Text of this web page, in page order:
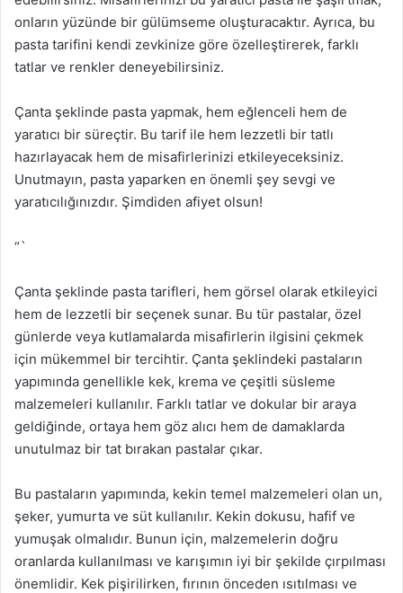
onların yüzünde bir gülümseme oluşturacaktır. Ayrıca, bu
pasta tarifini kendi zevkinize göre özelleştirerek, farklı
tatlar ve renkler deneyebilirsiniz.
Çanta şeklinde pasta yapmak, hem eğlenceli hem de
yaratıcı bir süreçtir. Bu tarif ile hem lezzetli bir tatlı
hazırlayacak hem de misafirlerinizi etkileyeceksiniz.
Unutmayın, pasta yaparken en önemli şey sevgi ve
yaratıcılığınızdır. Şimdiden afiyet olsun!
“`
Çanta şeklinde pasta tarifleri, hem görsel olarak etkileyici
hem de lezzetli bir seçenek sunar. Bu tür pastalar, özel
günlerde veya kutlamalarda misafirlerin ilgisini çekmek
için mükemmel bir tercihtir. Çanta şeklindeki pastaların
yapımında genellikle kek, krema ve çeşitli süsleme
malzemeleri kullanılır. Farklı tatlar ve dokular bir araya
geldiğinde, ortaya hem göz alıcı hem de damaklarda
unutulmaz bir tat bırakan pastalar çıkar.
Bu pastaların yapımında, kekin temel malzemeleri olan un,
şeker, yumurta ve süt kullanılır. Kekin dokusu, hafif ve
yumuşak olmalıdır. Bunun için, malzemelerin doğru
oranlarda kullanılması ve karışımın iyi bir şekilde çırpılması
önemlidir. Kek pişirilirken, fırının önceden ısıtılması ve